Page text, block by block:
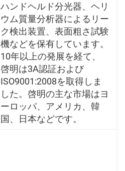
ハンドヘルド分光器、ヘリ
ウム質量分析器によるリー
ク検出装置、表面粗さ試験
機などを保有しています。
10年以上の発展を経て、
啓明は3A認証および
ISO9001:2008を取得しま
した。啓明の主な市場はヨ
ーロッパ、アメリカ、韓
国、日本などです。